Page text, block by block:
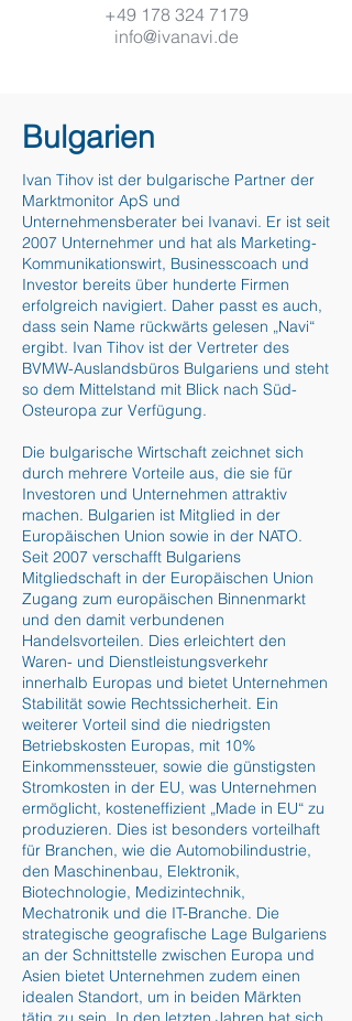
+49 178 324 7179
info@ivanavi.de
Bulgarien
Ivan Tihov ist der bulgarische Partner der
Marktmonitor ApS und
Unternehmensberater bei Ivanavi. Er ist seit
2007 Unternehmer und hat als Marketing-
Kommunikationswirt, Businesscoach und
Investor bereits über hunderte Firmen
erfolgreich navigiert. Daher passt es auch,
dass sein Name rückwärts gelesen „Navi“
ergibt. Ivan Tihov ist der Vertreter des
BVMW-Auslandsbüros Bulgariens und steht
so dem Mittelstand mit Blick nach Süd-
Osteuropa zur Verfügung.
Die bulgarische Wirtschaft zeichnet sich
durch mehrere Vorteile aus, die sie für
Investoren und Unternehmen attraktiv
machen. Bulgarien ist Mitglied in der
Europäischen Union sowie in der NATO.
Seit 2007 verschafft Bulgariens
Mitgliedschaft in der Europäischen Union
Zugang zum europäischen Binnenmarkt
und den damit verbundenen
Handelsvorteilen. Dies erleichtert den
Waren- und Dienstleistungsverkehr
innerhalb Europas und bietet Unternehmen
Stabilität sowie Rechtssicherheit. Ein
weiterer Vorteil sind die niedrigsten
Betriebskosten Europas, mit 10%
Einkommenssteuer, sowie die günstigsten
Stromkosten in der EU, was Unternehmen
ermöglicht, kosteneffizient „Made in EU“ zu
produzieren. Dies ist besonders vorteilhaft
für Branchen, wie die Automobilindustrie,
den Maschinenbau, Elektronik,
Biotechnologie, Medizintechnik,
Mechatronik und die IT-Branche. Die
strategische geografische Lage Bulgariens
an der Schnittstelle zwischen Europa und
Asien bietet Unternehmen zudem einen
idealen Standort, um in beiden Märkten